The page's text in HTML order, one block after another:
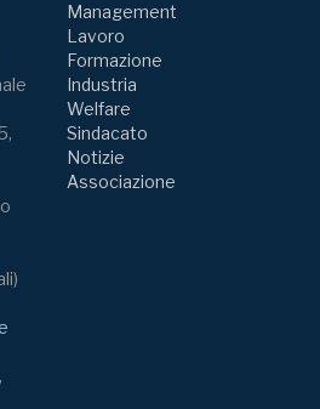
Management
Lavoro
Formazione
Industria
Welfare
Sindacato
Notizie
Associazione